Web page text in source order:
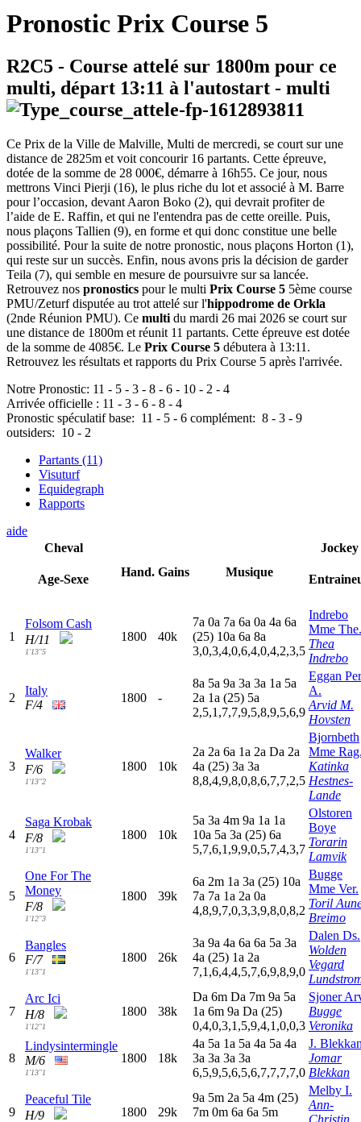
Pronostic Prix Course 5
R2C5 - Course attelé sur 1800m pour ce
multi, départ 13:11 à l'autostart - multi
Ce Prix de la Ville de Malville, Multi de mercredi, se court sur une
distance de 2825m et voit concourir 16 partants. Cette épreuve,
dotée de la somme de 28 000€, démarre à 16h55. Ce jour, nous
mettrons Vinci Pierji (16), le plus riche du lot et associé à M. Barre
pour l’occasion, devant Aaron Boko (2), qui devrait profiter de
l’aide de E. Raffin, et qui ne l'entendra pas de cette oreille. Puis,
nous plaçons Tallien (9), en forme et qui donc constitue une belle
possibilité. Pour la suite de notre pronostic, nous plaçons Horton (1),
qui reste sur un succès. Enfin, nous avons pris la décision de garder
Teila (7), qui semble en mesure de poursuivre sur sa lancée.
Retrouvez nos pronostics pour le multi Prix Course 5 5ème course
PMU/Zeturf disputée au trot attelé sur l'hippodrome de Orkla
(2nde Réunion PMU). Ce multi du mardi 26 mai 2026 se court sur
une distance de 1800m et réunit 11 partants. Cette épreuve est dotée
de la somme de 4085€. Le Prix Course 5 débutera à 13:11.
Retrouvez les résultats et rapports du Prix Course 5 après l'arrivée.
Notre Pronostic: 11 - 5 - 3 - 8 - 6 - 10 - 2 - 4
Arrivée officielle : 11 - 3 - 6 - 8 - 4
Pronostic spéculatif base: 11 - 5 - 6 complément: 8 - 3 - 9
outsiders: 10 - 2
Partants (11)
Visuturf
Equidegraph
Rapports
aide
Cheval
Age-Sexe
Hand. Gains Musique
Jockey
1
Folsom Cash
H/11
1'13"5
1800 40k
7a 0a 7a 6a 0a 4a 6a
(25) 10a 6a 8a
3,0,3,4,0,6,4,0,4,2,3,5
Indrebo
Mme The.
Thea
Indrebo
2
Italy
F/4
1800 -
8a 5a 9a 3a 3a 1a 5a
2a 1a (25) 5a
2,5,1,7,7,9,5,8,9,5,6,9
Eggan Per
A.
Arvid M.
Hovsten
3
Walker
F/6
1'13"2
1800 10k
2a 2a 6a 1a 2a Da 2a
4a (25) 3a 3a
8,8,4,9,8,0,8,6,7,7,2,5
Bjornbeth
Mme
Katinka
Hestnes-
Lande
4
Saga Krobak
F/8
1'13"1
1800 10k
5a 3a 4m 9a 1a 1a
10a 5a 3a (25) 6a
5,7,6,1,9,9,0,5,7,4,3,7
Olstoren
Boye
Torarin
Lamvik
5
One For The
Money
F/8
1'12"3
1800 39k
6a 2m 1a 3a (25) 10a
7a 7a 1a 2a 0a
4,8,9,7,0,3,3,9,8,0,8,2
Bugge
Mme Ver.
Toril
Breimo
6
Bangles
F/7
1'13"1
1800 26k
3a 9a 4a 6a 6a 5a 3a
4a (25) 1a 2a
7,1,6,4,4,5,7,6,9,8,9,0
Dalen Ds.
Wolden
Vegard
7
Arc Ici
H/8
1'12"1
1800 38k
Da 6m Da 7m 9a 5a
1a 6m 9a Da (25)
0,4,0,3,1,5,9,4,1,0,0,3
Sjoner
Bugge
Veronika
8
Lindysintermingle
M/6
1'13"1
1800 18k
4a 5a 1a 5a 4a 5a 4a
3a 3a 3a 3a
6,5,9,5,6,5,6,7,7,7,7,0
J.
Jomar
Blekkan
9
Peaceful Tile
H/9
1800 29k
9a 5m 2a 5a 4m (25)
7m 0m 6a 6a 5m
Melby I.
Ann-
Christin